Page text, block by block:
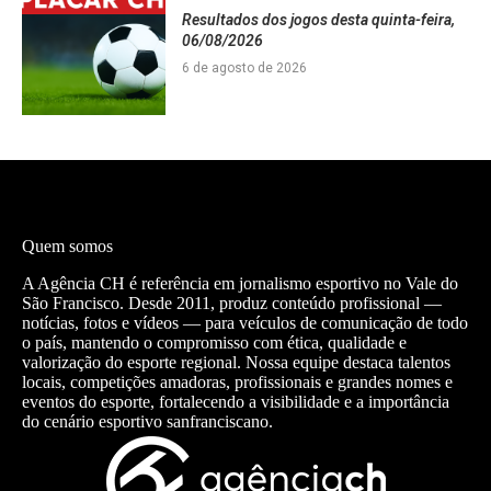
Resultados dos jogos desta quinta-feira,
06/08/2026
6 de agosto de 2026
Quem somos
A Agência CH é referência em jornalismo esportivo no Vale do
São Francisco. Desde 2011, produz conteúdo profissional —
notícias, fotos e vídeos — para veículos de comunicação de todo
o país, mantendo o compromisso com ética, qualidade e
valorização do esporte regional. Nossa equipe destaca talentos
locais, competições amadoras, profissionais e grandes nomes e
eventos do esporte, fortalecendo a visibilidade e a importância
do cenário esportivo sanfranciscano.